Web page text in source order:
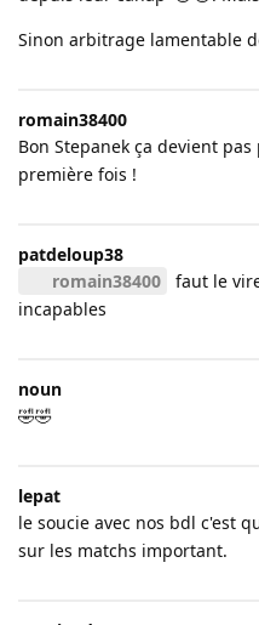
Sinon arbitrage lamentable
romain38400
Bon Stepanek ça devient
première fois !
patdeloup38
romain38400
faut le
incapables
noun
🤣🤣
lepat
le soucie avec nos bdl c'est
sur les matchs important.